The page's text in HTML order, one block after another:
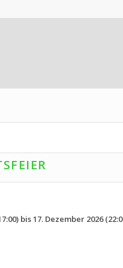
bis 17. Dezember 2026